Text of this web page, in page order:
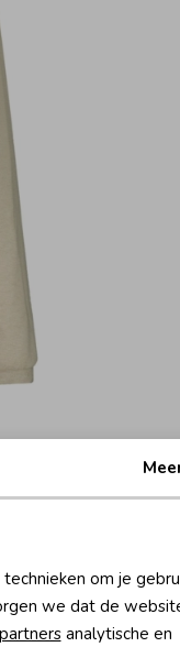
Marketing cookies
om je
we dat de
analytische en